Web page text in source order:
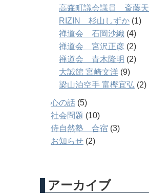
高森町議会議員 斎藤天
RIZIN 杉山しずか (1)
禅道会 石岡沙織 (4)
禅道会 宮沢正彦 (2)
禅道会 青木隆明 (2)
大誠館 宮崎文洋 (9)
梁山泊空手 富樫宜弘 (2)
心の話 (5)
社会問題 (10)
侍自然塾 合宿 (3)
お知らせ (2)
アーカイブ